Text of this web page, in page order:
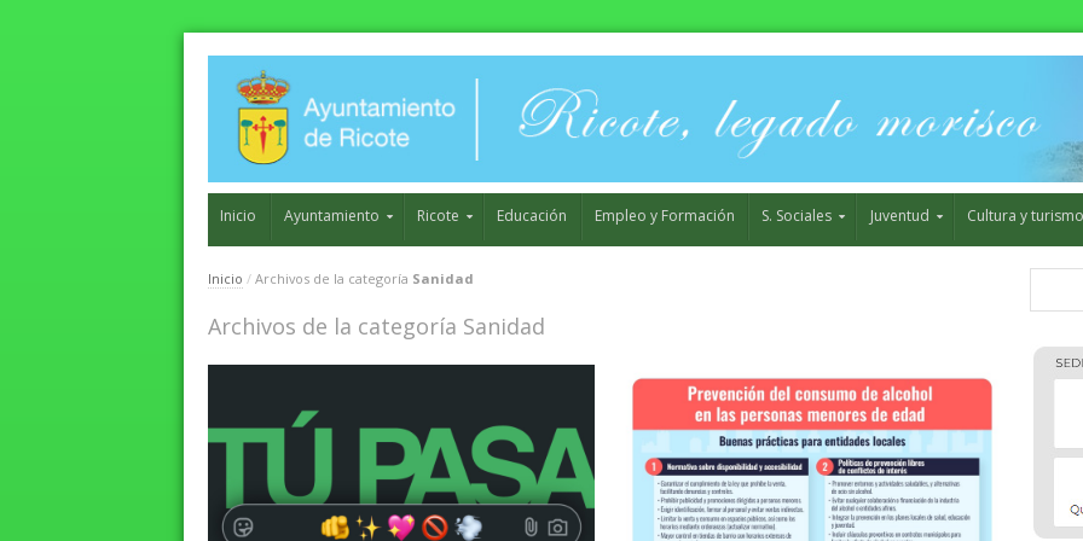
Inicio Ayuntamiento Ricote Educación Empleo y Formación S. Sociales Juventud Cultura y turismo
Inicio / Archivos de la categoría Sanidad
Archivos de la categoría Sanidad